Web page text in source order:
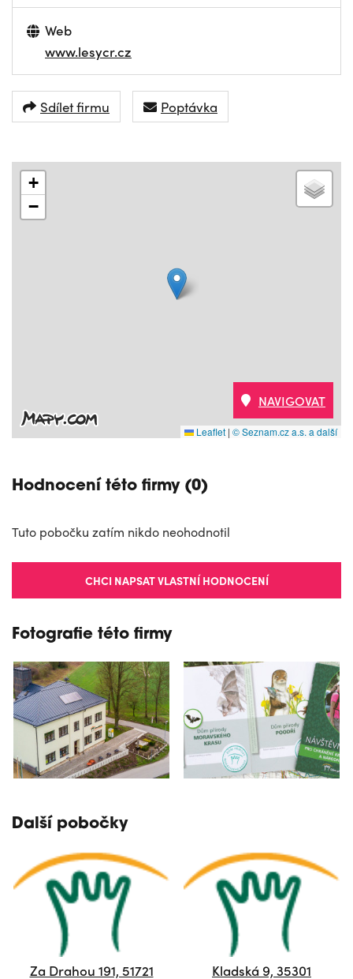
Web
www.lesycr.cz
Sdílet firmu Poptávka
+
−
Leaflet | © Seznam.cz a.s. a další
NAVIGOVAT
Hodnocení této firmy (0)
Tuto pobočku zatím nikdo neohodnotil
CHCI NAPSAT VLASTNÍ HODNOCENÍ
Fotografie této firmy
Další pobočky
Za Drahou 191, 51721
Kladská 9, 35301